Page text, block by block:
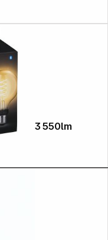
Hue White Filament E27 Globe G93 550lm